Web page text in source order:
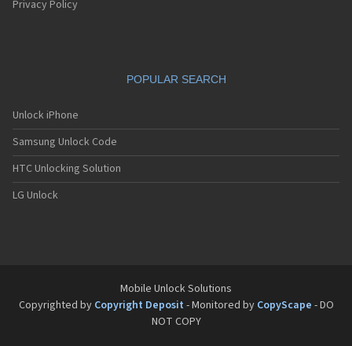
Sagem MW936
Sagem MW959 GPRS
Sagem MW979
Sagem MW979 GPRS
Sagem my100x
Sagem my101X
Sagem my150X
Sagem my212x
Privacy Policy
POPULAR SEARCH
Unlock iPhone
Samsung Unlock Code
HTC Unlocking Solution
LG Unlock
Mobile Unlock Solutions
Copyrighted by Copyright Deposit - Monitored by CopyScape - DO
NOT COPY